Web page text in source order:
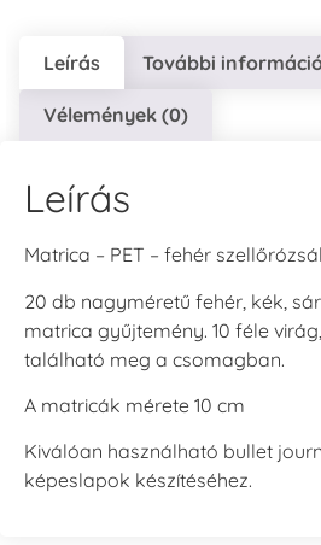
Leírás További
Vélemények (0)
Leírás
Matrica – PET – fehér
20 db nagyméretű fehér, kék,
matrica gyűjtemény. 10 féle
található meg a csomagban.
A matricák mérete 10 cm
Kiválóan használható bullet
képeslapok készítéséhez.